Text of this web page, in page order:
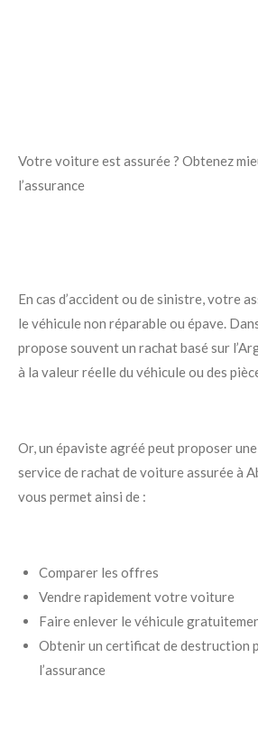
Votre voiture est assurée ? Obtenez
l’assurance
En cas d’accident ou de sinistre, votre
le véhicule non réparable ou épave.
propose souvent un rachat basé sur
à la valeur réelle du véhicule ou des
Or, un épaviste agréé peut proposer
service de rachat de voiture assurée à
vous permet ainsi de :
Comparer les offres
Vendre rapidement votre voiture
Faire enlever le véhicule
Obtenir un certificat de destruction
l’assurance